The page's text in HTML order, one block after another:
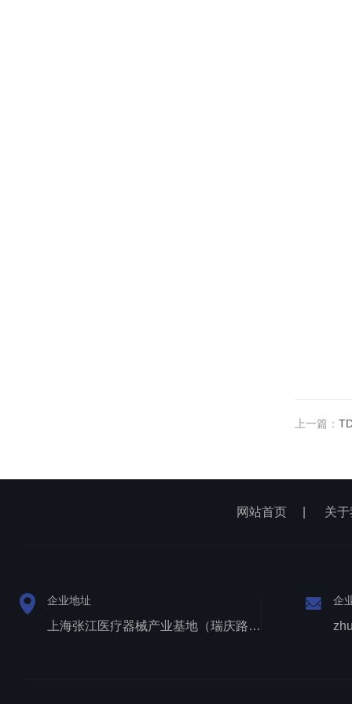
上一篇：
网站首页 关
企业地址
上海张江医疗器械产业基地（瑞庆路528号）
企